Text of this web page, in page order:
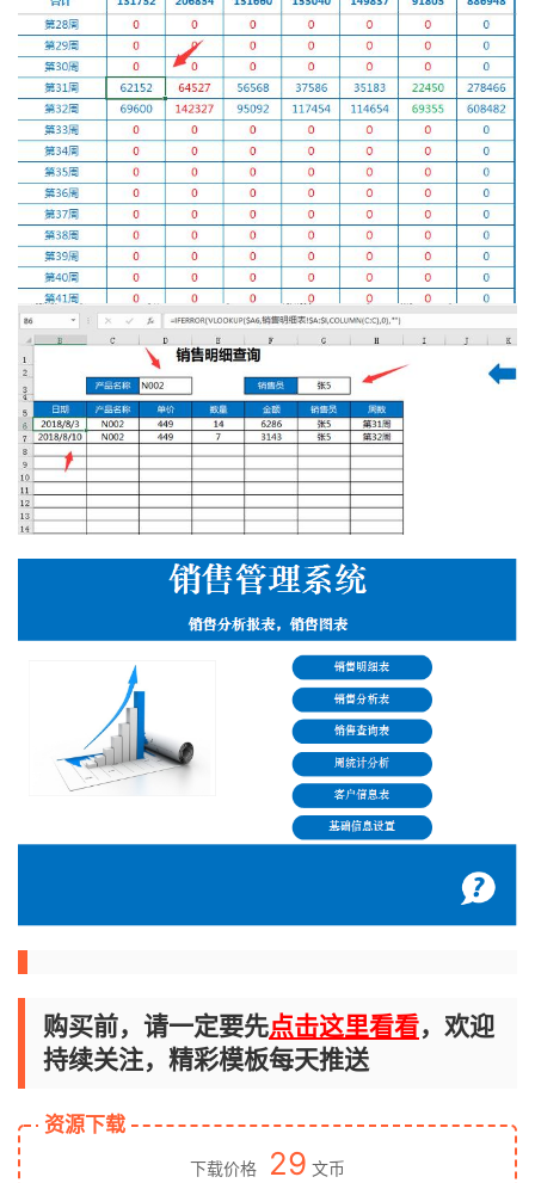
购买前，请一定要先点击这里看看，欢迎
持续关注，精彩模板每天推送
资源下载
下载价格 29 文币